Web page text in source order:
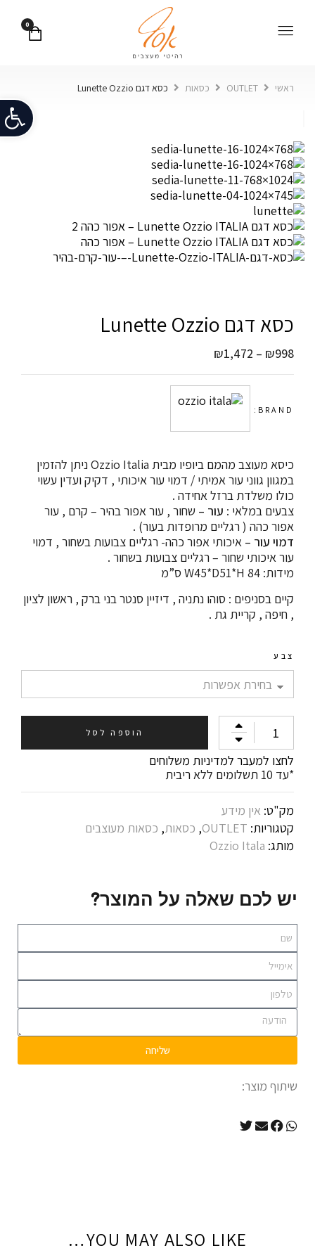
0
ראשי OUTLET כסאות כסא דגם Lunette Ozzio
כסא דגם Lunette Ozzio
₪998
–
₪1,472
BRAND:
כיסא מעוצב מהמם ביופיו מבית Ozzio Italia ניתן להזמין
במגוון גווני עור אמיתי / דמוי עור איכותי , דקיק ועדין עשוי
כולו משלדת ברזל אחידה .
צבעים במלאי : עור – שחור , עור אפור בהיר – קרם , עור
אפור כהה ( רגליים מרופדות בעור) .
דמוי עור – איכותי אפור כהה- רגליים צבועות בשחור , דמוי
עור איכותי שחור – רגליים צבועות בשחור .
מידות: W45*D51*H 84 ס”מ
קיים בסניפים : סוהו נתניה , דיזיין סנטר בני ברק , ראשון לציון
, חיפה , קריית גת .
צבע
הוספה לסל
לחצו למעבר למדיניות משלוחים
*עד 10 תשלומים ללא ריבית
מק"ט: אין מידע
קטגוריות: OUTLET
, כסאות, כסאות מעוצבים
מותג: Ozzio Itala
יש לכם שאלה על המוצר?
שליחה
שיתוף מוצר:
YOU MAY ALSO LIKE…